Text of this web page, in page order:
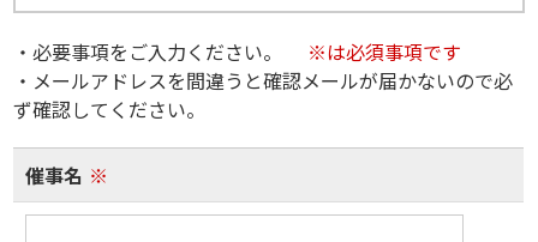
・必要事項をご入力ください。
※は必須事項です
・メールアドレスを間違うと確認メールが届かないので必
ず確認してください。
催事名 ※